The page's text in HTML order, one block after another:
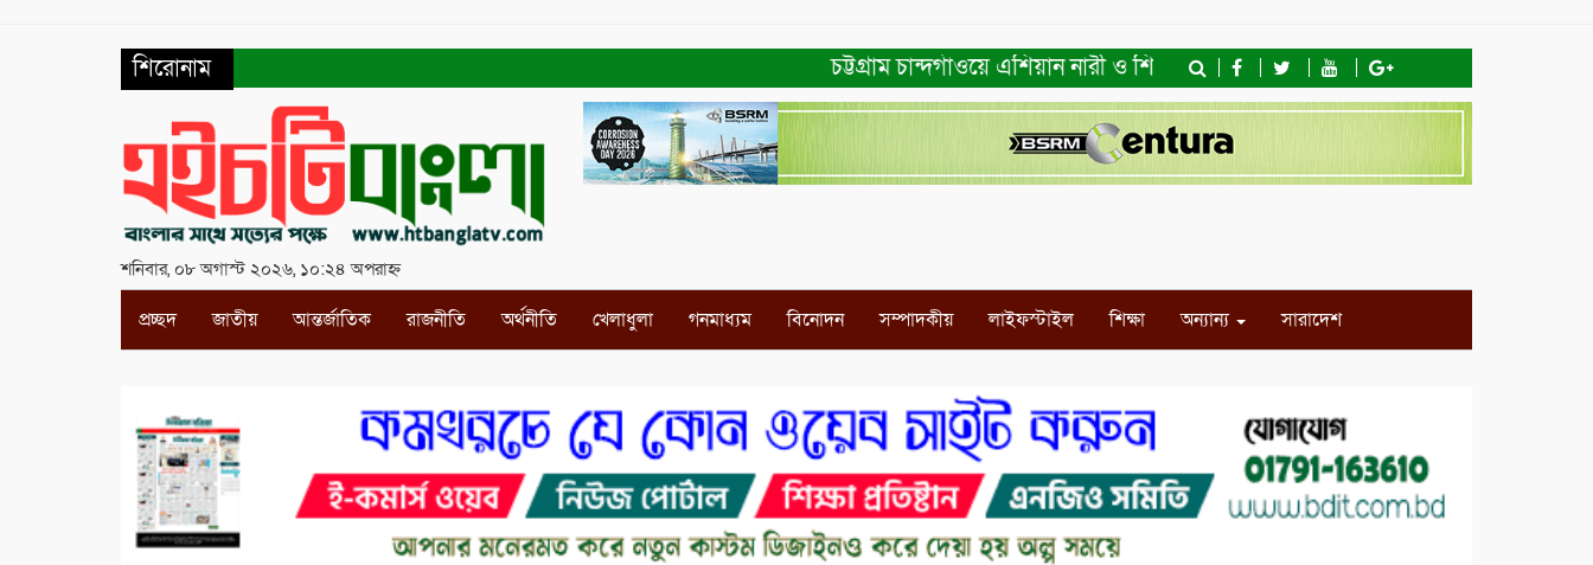
শিরোনাম চট্টগ্রাম চান্দগাঁওয়ে এশিয়ান নারী ও শিশু অধিকার ফাউন্ডেশনের মতবিনিময় সভা ও খাদ্যসামগ্রী
শনিবার, ০৮ অগাস্ট ২০২৬, ১০:২৪ অপরাহ্ন
প্রচ্ছদ জাতীয় আন্তর্জাতিক রাজনীতি অর্থনীতি খেলাধুলা গনমাধ্যম বিনোদন সম্পাদকীয় লাইফস্টাইল শিক্ষা অন্যান্য সারাদেশ